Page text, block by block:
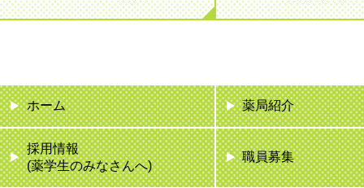
ホーム 薬局紹介
採用情報
(薬学生のみなさんへ)
職員募集